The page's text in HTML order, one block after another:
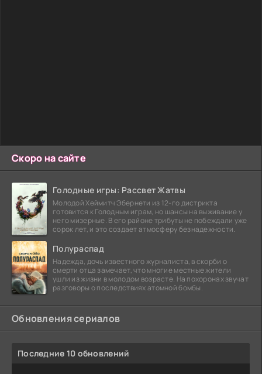
Скоро на сайте
Голодные игры: Рассвет Жатвы
Молодой Хеймитч Эбернети из 12-го дистрикта
готовится к Голодным играм, но шансы на выживание у
него мизерные. В его районе трибуты не побеждали уже
сорок лет, и это создает атмосферу безнадежности.
Полураспад
Надежда, дочь известного журналиста, в скорби о
смерти отца замечает, что многие местные жители
ушли из жизни в молодом возрасте. На похоронах звучат
разговоры о последствиях атомной бомбы.
Обновления сериалов
Последние 10 обновлений